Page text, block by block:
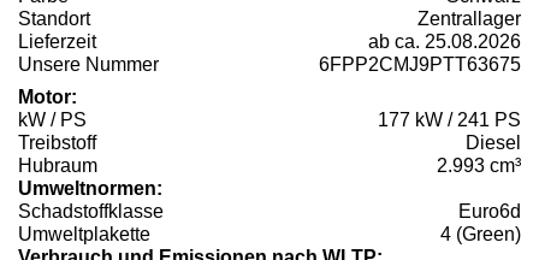
Standort
Zentrallager
Lieferzeit
ab ca. 25.08.2026
Unsere Nummer
6FPP2CMJ9PTT63675
Motor:
kW / PS
177 kW / 241 PS
Treibstoff
Diesel
Hubraum
2.993 cm³
Umweltnormen:
Schadstoffklasse
Euro6d
Umweltplakette
4 (Green)